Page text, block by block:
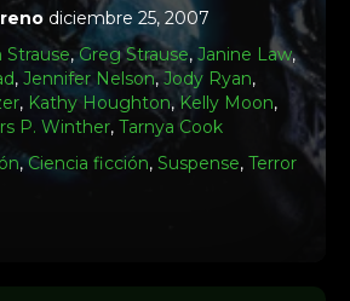
diciembre 25, 2007
Strause,Greg Strause,Janine Law,
,Jennifer Nelson,Jody Ryan,
, Kathy Houghton,Kelly Moon,
P. Winther,Tarnya Cook
,Ciencia ficción,Suspense,Terror